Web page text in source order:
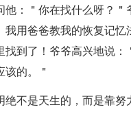
他：＂你在找什么呀？
用爸爸教我的恢复记
到了！爷爷高兴地说：
的。＂
不是天生的，而是靠